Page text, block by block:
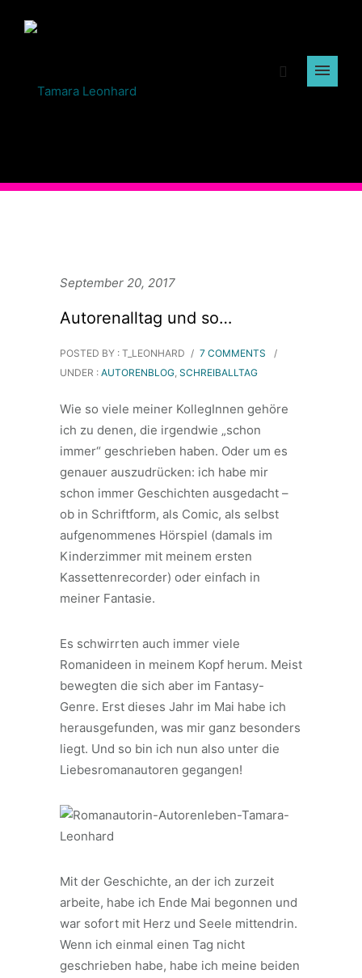
September 20, 2017
Autorenalltag und so…
POSTED BY : T_LEONHARD / 7 COMMENTS
/
UNDER : AUTORENBLOG, SCHREIBALLTAG
Wie so viele meiner KollegInnen gehöre
ich zu denen, die irgendwie „schon
immer“ geschrieben haben. Oder um es
genauer auszudrücken: ich habe mir
schon immer Geschichten ausgedacht –
ob in Schriftform, als Comic, als selbst
aufgenommenes Hörspiel (damals im
Kinderzimmer mit meinem ersten
Kassettenrecorder) oder einfach in
meiner Fantasie.
Es schwirrten auch immer viele
Romanideen in meinem Kopf herum. Meist
bewegten die sich aber im Fantasy-
Genre. Erst dieses Jahr im Mai habe ich
herausgefunden, was mir ganz besonders
liegt. Und so bin ich nun also unter die
Liebesromanautoren gegangen!
Mit der Geschichte, an der ich zurzeit
arbeite, habe ich Ende Mai begonnen und
war sofort mit Herz und Seele mittendrin.
Wenn ich einmal einen Tag nicht
geschrieben habe, habe ich meine beiden